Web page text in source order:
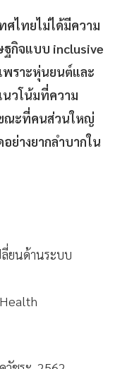
ศไทยไม่ได้มีความ
กิจแบบ inclusive
พราะหุ่นยนต์และ
วโน้มที่ความ
ขณะที่คนส่วนใหญ่
ย่างยากลำบากใน
ยนด้านระบบ